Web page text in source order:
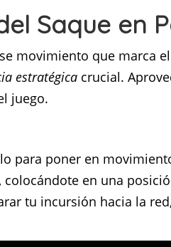
Saque en
movimiento que marca
estratégica crucial.
juego.
para poner en
en una
tu incursión hacia la